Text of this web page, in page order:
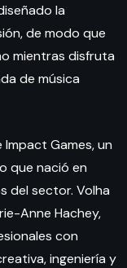
la
de modo que
mientras disfruta
de música
Games, un
que nació en
del sector. Volha
Anne Hachey,
con
ingeniería y